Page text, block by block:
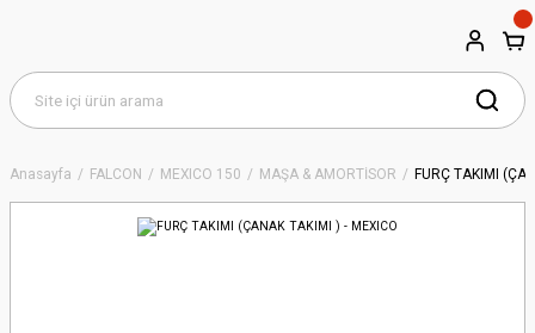
Anasayfa FALCON MEXICO 150 MAŞA & AMORTİSÖR FURÇ TAKIMI